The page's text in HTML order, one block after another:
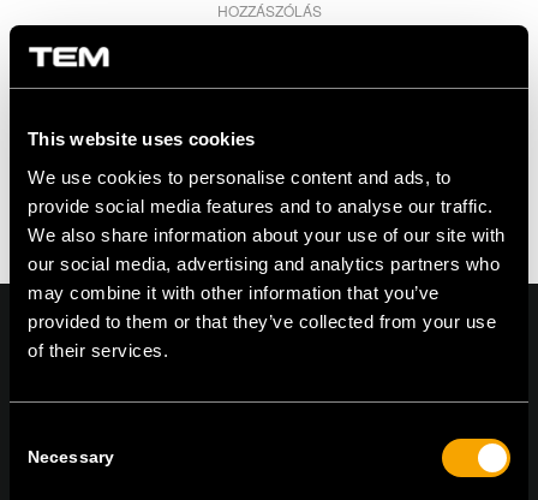
This website uses cookies
We use cookies to personalise content and ads, to
provide social media features and to analyse our traffic.
We also share information about your use of our site with
our social media, advertising and analytics partners who
may combine it with other information that you’ve
provided to them or that they’ve collected from your use
of their services.
Selection
Necessary
HOZZÁSZÓLÁS
Hagyjon egy választ!
You must be logged in to post a comment.
On | Off and everything in between